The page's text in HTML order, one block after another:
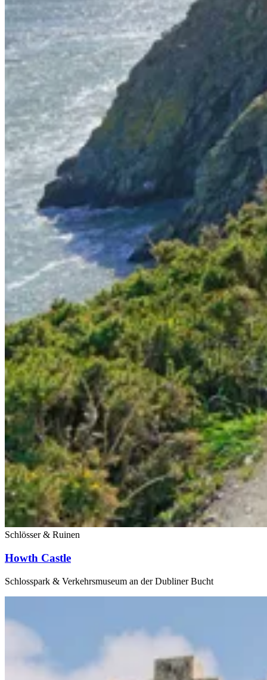
Schlösser & Ruinen
Howth Castle
Schlosspark & Verkehrsmuseum an der Dubliner Bucht